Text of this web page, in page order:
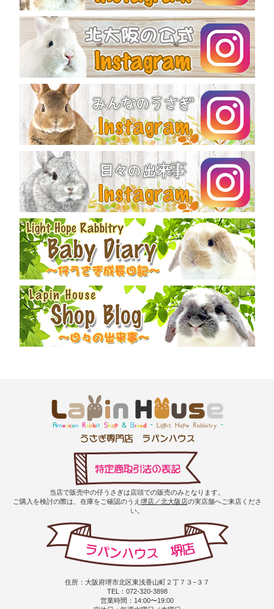
当店で販売中の仔うさぎは店頭での販売のみとなります。
ご購入を検討の際は、在庫をご確認のうえ 堺店／北大阪店の実店舗へご来店くださ
い。
住所：大阪府堺市北区東浅香山町２丁７３−３７
TEL：072-320-3898
営業時間：14:00〜19:00